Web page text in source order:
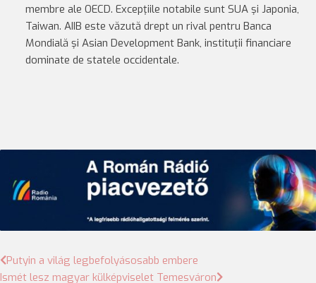
membre ale OECD. Excepţiile notabile sunt SUA şi Japonia,
Taiwan. AIIB este văzută drept un rival pentru Banca
Mondială şi Asian Development Bank, instituţii financiare
dominate de statele occidentale.
Bejegyzés
Putyin a világ legbefolyásosabb embere
Ismét lesz magyar külképviselet Temesváron